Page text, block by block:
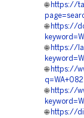
🌐 https://
🌐 https://
🌐 https://
🌐 https://
🌐 https://
🌐 https://